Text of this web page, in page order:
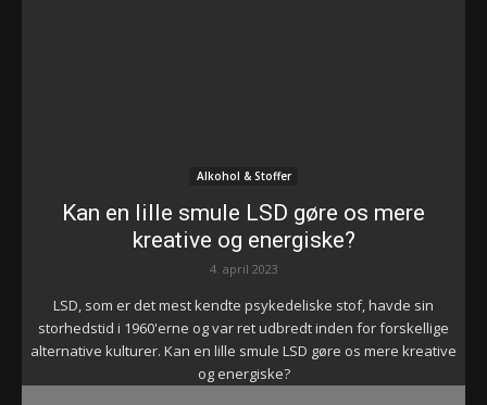
Alkohol & Stoffer
Kan en lille smule LSD gøre os mere
kreative og energiske?
4. april 2023
LSD, som er det mest kendte psykedeliske stof, havde sin
storhedstid i 1960'erne og var ret udbredt inden for forskellige
alternative kulturer. Kan en lille smule LSD gøre os mere kreative
og energiske?